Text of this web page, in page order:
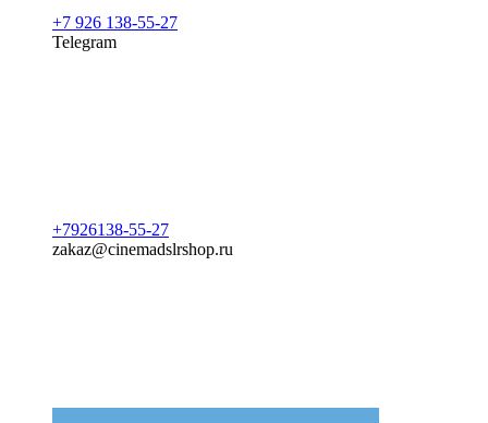
+7 926 138-55-27
Telegram
+7926138-55-27
zakaz@cinemadslrshop.ru